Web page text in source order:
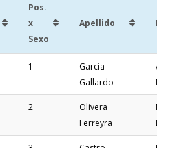
Pos.
x
Sexo
Apellido
Pos.
Sexo
Apellido
1
Garcia
Gallardo
Alexis
Damian
2
Olivera
Ferreyra
Daniel